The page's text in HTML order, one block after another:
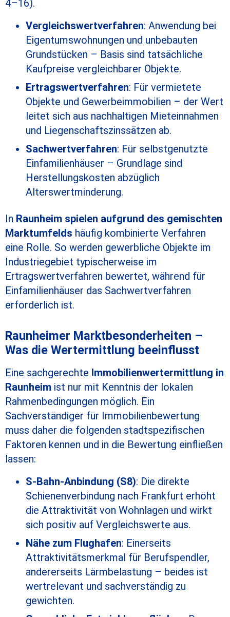
4–16).
Vergleichswertverfahren: Anwendung bei
Eigentumswohnungen und unbebauten
Grundstücken – Basis sind tatsächliche
Kaufpreise vergleichbarer Objekte.
Ertragswertverfahren: Für vermietete
Objekte und Gewerbeimmobilien – der Wert
leitet sich aus nachhaltigen Mieteinnahmen
und Liegenschaftszinssätzen ab.
Sachwertverfahren: Für selbstgenutzte
Einfamilienhäuser – Grundlage sind
Herstellungskosten abzüglich
Alterswertminderung.
In Raunheim spielen aufgrund des gemischten
Marktumfelds häufig kombinierte Verfahren
eine Rolle. So werden gewerbliche Objekte im
Industriegebiet typischerweise im
Ertragswertverfahren bewertet, während für
Einfamilienhäuser das Sachwertverfahren
erforderlich ist.
Raunheimer Marktbesonderheiten –
Was die Wertermittlung beeinflusst
Eine sachgerechte Immobilienwertermittlung in
Raunheim ist nur mit Kenntnis der lokalen
Rahmenbedingungen möglich. Ein
Sachverständiger für Immobilienbewertung
muss daher die folgenden stadtspezifischen
Faktoren kennen und in die Bewertung einfließen
lassen:
S-Bahn-Anbindung (S8): Die direkte
Schienenverbindung nach Frankfurt erhöht
die Attraktivität von Wohnlagen und wirkt
sich positiv auf Vergleichswerte aus.
Nähe zum Flughafen: Einerseits
Attraktivitätsmerkmal für Berufspendler,
andererseits Lärmbelastung – beides ist
wertrelevant und sachverständig zu
gewichten.